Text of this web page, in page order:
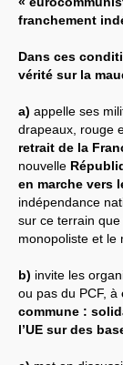
franchement
Dans ces
vérité sur la
a) appelle ses
drapeaux, rouge
retrait de la
nouvelle
en marche vers
indépendance
sur ce terrain que
monopoliste et le
b) invite les
ou pas du PCF, à
commune :
l’UE sur des